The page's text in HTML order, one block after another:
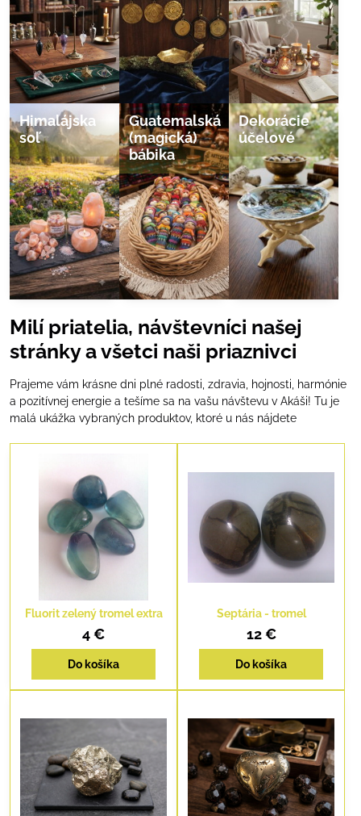
Himalájska
soľ
Guatemalská
(magická)
bábika
Dekorácie
účelové
Milí priatelia, návštevníci našej
stránky a všetci naši priaznivci
Prajeme vám krásne dni plné radosti, zdravia, hojnosti, harmónie
a pozitívnej energie a tešíme sa na vašu návštevu v Akáši! Tu je
malá ukážka vybraných produktov, ktoré u nás nájdete
Fluorit zelený tromel extra
4 €
Do košíka
Septária - tromel
12 €
Do košíka